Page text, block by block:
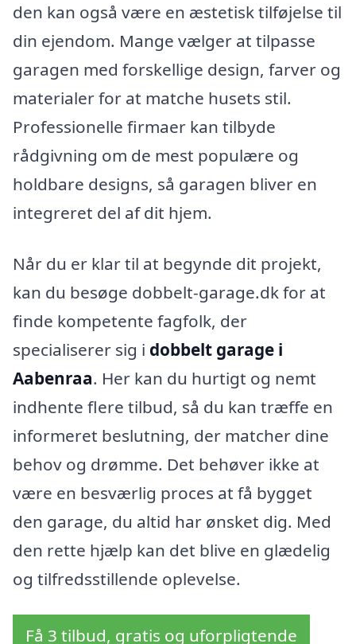
den kan også være en æstetisk tilføjelse til
din ejendom. Mange vælger at tilpasse
garagen med forskellige design, farver og
materialer for at matche husets stil.
Professionelle firmaer kan tilbyde
rådgivning om de mest populære og
holdbare designs, så garagen bliver en
integreret del af dit hjem.
Når du er klar til at begynde dit projekt,
kan du besøge dobbelt-garage.dk for at
finde kompetente fagfolk, der
specialiserer sig i dobbelt garage i
Aabenraa. Her kan du hurtigt og nemt
indhente flere tilbud, så du kan træffe en
informeret beslutning, der matcher dine
behov og drømme. Det behøver ikke at
være en besværlig proces at få bygget
den garage, du altid har ønsket dig. Med
den rette hjælp kan det blive en glædelig
og tilfredsstillende oplevelse.
Få 3 tilbud, gratis og uforpligtende